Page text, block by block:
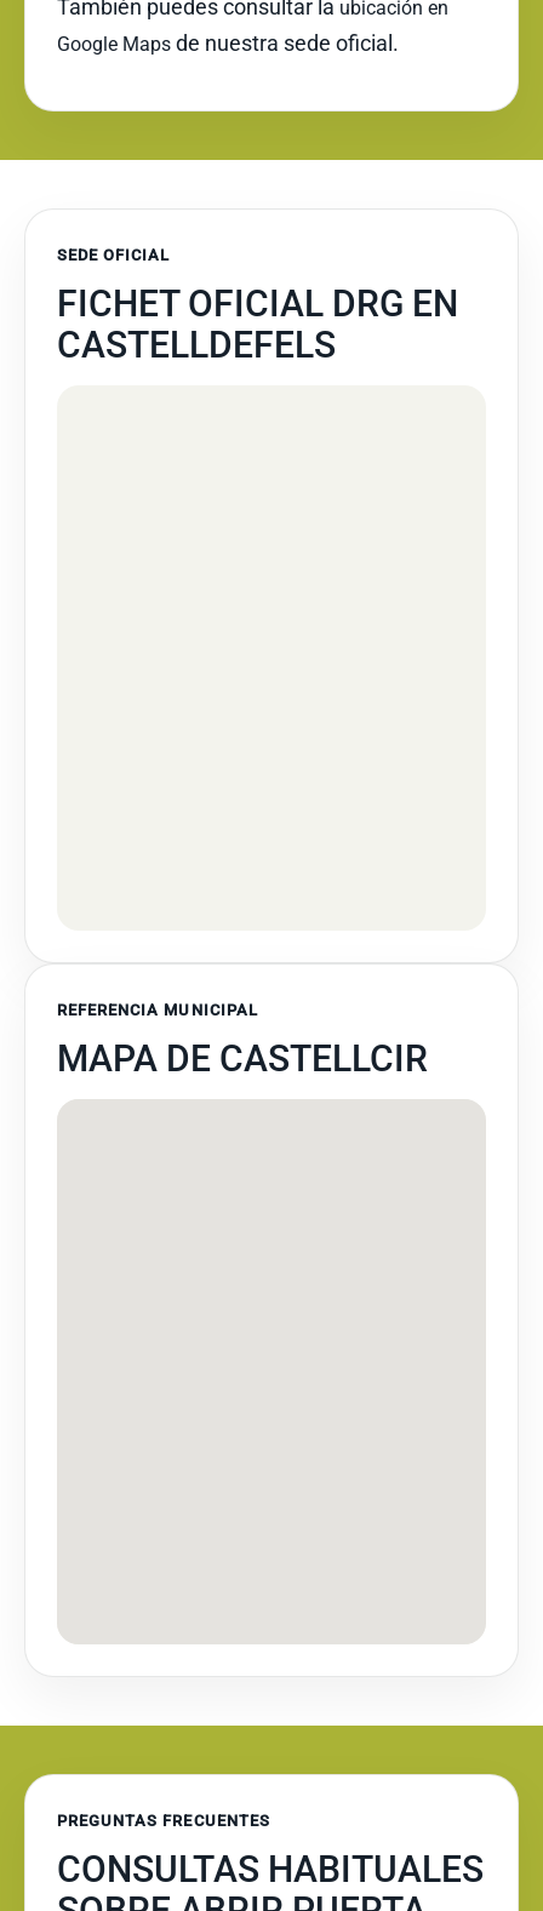
También puedes consultar la ubicación en
Google Maps de nuestra sede oficial.
SEDE OFICIAL
FICHET OFICIAL DRG EN
CASTELLDEFELS
REFERENCIA MUNICIPAL
MAPA DE CASTELLCIR
PREGUNTAS FRECUENTES
CONSULTAS HABITUALES